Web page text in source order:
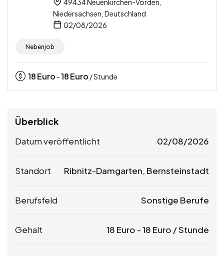
Niedersachsen, Deutschland
02/08/2026
Nebenjob
18Euro -18Euro / Stunde
Überblick
Datum veröffentlicht 02/08/2026
Standort Ribnitz-Damgarten, Bernsteinstadt
Berufsfeld Sonstige Berufe
Gehalt 18 Euro -18 Euro / Stunde